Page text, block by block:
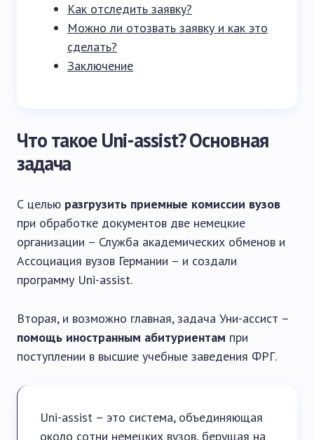
Как отследить заявку?
Можно ли отозвать заявку и как это
сделать?
Заключение
Что такое Uni-assist? Основная
задача
С целью разгрузить приемные комиссии вузов
при обработке документов две немецкие
организации – Служба академических обменов и
Ассоциация вузов Германии – и создали
программу Uni-assist.
Вторая, и возможно главная, задача Уни-ассист –
помощь иностранным абитуриентам при
поступлении в высшие учебные заведения ФРГ.
Uni-assist – это система, объединяющая
около сотни немецких вузов, берущая на